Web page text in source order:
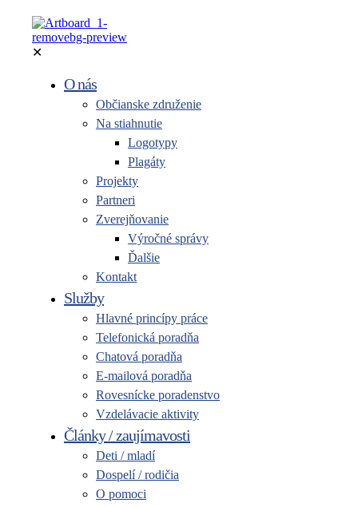
✕
O nás
Občianske združenie
Na stiahnutie
Logotypy
Plagáty
Projekty
Partneri
Zverejňovanie
Výročné správy
Ďalšie
Kontakt
Služby
Hlavné princípy práce
Telefonická poradňa
Chatová poradňa
E-mailová poradňa
Rovesnícke poradenstvo
Vzdelávacie aktivity
Články / zaujímavosti
Deti / mladí
Dospelí / rodičia
O pomoci